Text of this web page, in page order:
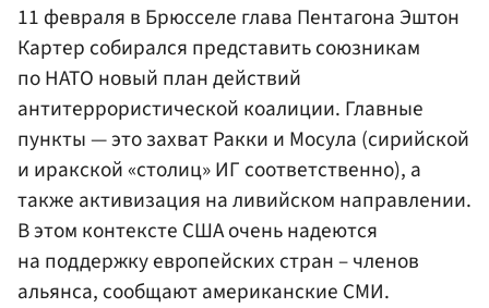
11 февраля в Брюсселе глава Пентагона Эштон
Картер собирался представить союзникам
по НАТО новый план действий
антитеррористической коалиции. Главные
пункты — это захват Ракки и Мосула (сирийской
и иракской «столиц» ИГ соответственно), а
также активизация на ливийском направлении.
В этом контексте США очень надеются
на поддержку европейских стран – членов
альянса, сообщают американские СМИ.